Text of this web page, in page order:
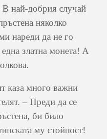
В най-добрия случай
няколко
нареди да не го
златна монета! А
каза много важни
– Преди да се
би било
му стойност!